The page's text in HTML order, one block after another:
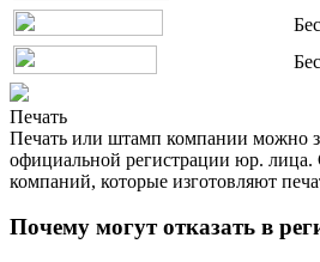
Печать
Печать или штамп компании можно
официальной регистрации юр. лица.
компаний, которые изготовляют
Почему могут отказать в